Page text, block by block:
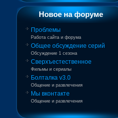
Новое на форуме
Проблемы
Работа сайта и форума
Общее обсуждение серий
Обсуждение 1 сезона
Сверхъестественное
Фильмы и сериалы
Болталка v3.0
Общение и развлечения
Мы вконтакте
Общение и развлечения